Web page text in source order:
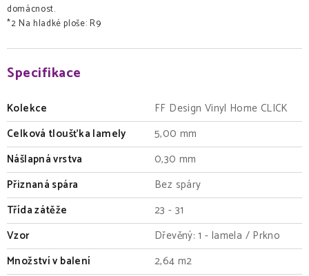
domácnost.
*2 Na hladké ploše: R9
Specifikace
Kolekce
FF Design Vinyl Home CLICK
Celková tloušťka lamely
5,00 mm
Nášlapná vrstva
0,30 mm
Přiznaná spára
Bez spáry
Třída zátěže
23 - 31
Vzor
Dřevěný: 1 - lamela / Prkno
Množství v balení
2,64 m2